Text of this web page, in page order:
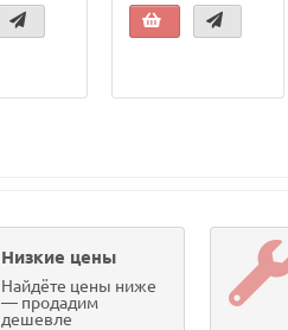
Низкие цены
Найдёте цены ниже
— продадим
дешевле